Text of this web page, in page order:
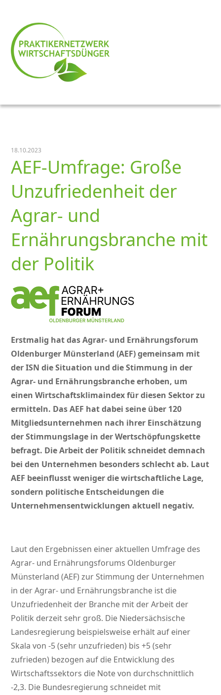
18.10.2023
AEF-Umfrage: Große
Unzufriedenheit der
Agrar- und
Ernährungsbranche mit
der Politik
Erstmalig hat das Agrar- und Ernährungsforum
Oldenburger Münsterland (AEF) gemeinsam mit
der ISN die Situation und die Stimmung in der
Agrar- und Ernährungsbranche erhoben, um
einen Wirtschaftsklimaindex für diesen Sektor zu
ermitteln. Das AEF hat dabei seine über 120
Mitgliedsunternehmen nach ihrer Einschätzung
der Stimmungslage in der Wertschöpfungskette
befragt. Die Arbeit der Politik schneidet demnach
bei den Unternehmen besonders schlecht ab. Laut
AEF beeinflusst weniger die wirtschaftliche Lage,
sondern politische Entscheidungen die
Unternehmensentwicklungen aktuell negativ.
Laut den Ergebnissen einer aktuellen Umfrage des
Agrar- und Ernährungsforums Oldenburger
Münsterland (AEF) zur Stimmung der Unternehmen
in der Agrar- und Ernährungsbranche ist die
Unzufriedenheit der Branche mit der Arbeit der
Politik derzeit sehr groß. Die Niedersächsische
Landesregierung beispielsweise erhält auf einer
Skala von -5 (sehr unzufrieden) bis +5 (sehr
zufrieden) bezogen auf die Entwicklung des
Wirtschaftssektors die Note von durchschnittlich
-2,3. Die Bundesregierung schneidet mit